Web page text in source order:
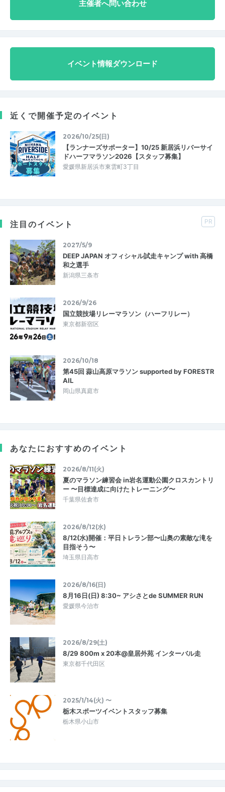
主催者へ問い合わせ
イベント情報ダウンロード
近くで開催予定のイベント
2026/10/25(日)
【ランナーズサポーター】10/25 新居浜リバーサイ
ドハーフマラソン2026【スタッフ募集】
愛媛県新居浜市東雲町3丁目
注目のイベント PR
2027/5/9
DEEP JAPAN オフィシャル試走キャンプ with 高橋
和之選手
新潟県三条市
2026/9/26
国立競技場リレーマラソン（ハーフリレー）
東京都新宿区
2026/10/18
第45回 蒜山高原マラソン supported by FORESTR
AIL
岡山県真庭市
あなたにおすすめのイベント
2026/8/11(火)
夏のマラソン練習会 in岩名運動公園クロスカントリ
ー 〜目標達成に向けたトレーニング〜
千葉県佐倉市
2026/8/12(水)
8/12(水)開催：平日トレラン部〜山奥の素敵な滝を
目指そう〜
埼玉県日高市
2026/8/16(日)
8月16日(日) 8:30~ アシさとde SUMMER RUN
愛媛県今治市
2026/8/29(土)
8/29 800m x 20本@皇居外苑 インターバル走
東京都千代田区
2025/1/14(火) 〜
栃木スポーツイベントスタッフ募集
栃木県小山市